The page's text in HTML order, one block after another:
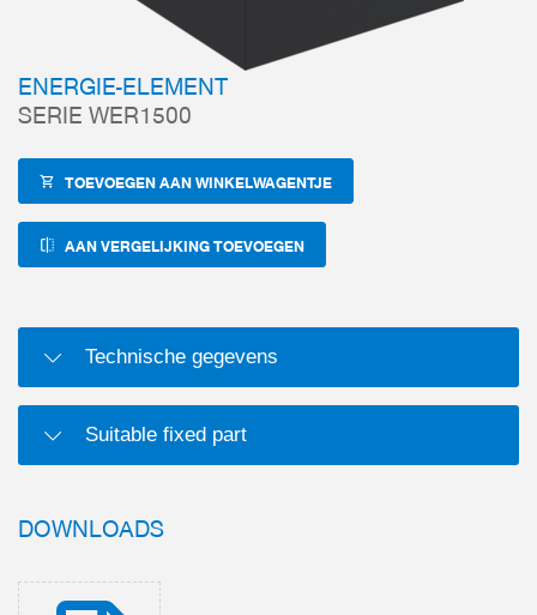
ENERGIE-ELEMENT
SERIE WER1500
TOEVOEGEN AAN WINKELWAGENTJE
AAN VERGELIJKING TOEVOEGEN
Technische gegevens
Suitable fixed part
DOWNLOADS